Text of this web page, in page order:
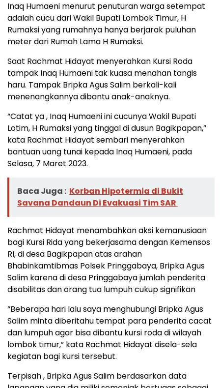
Inaq Humaeni menurut penuturan warga setempat
adalah cucu dari Wakil Bupati Lombok Timur, H
Rumaksi yang rumahnya hanya berjarak puluhan
meter dari Rumah Lama H Rumaksi.
Saat Rachmat Hidayat menyerahkan Kursi Roda
tampak Inaq Humaeni tak kuasa menahan tangis
haru. Tampak Bripka Agus Salim berkali-kali
menenangkannya dibantu anak-anaknya.
“Catat ya , Inaq Humaeni ini cucunya Wakil Bupati
Lotim, H Rumaksi yang tinggal di dusun Bagikpapan,”
kata Rachmat Hidayat sembari menyerahkan
bantuan uang tunai kepada Inaq Humaeni, pada
Selasa, 7 Maret 2023.
Baca Juga : Korban Hipotermia di Bukit
Savana Dandaun Di Evakuasi Tim SAR
Rachmat Hidayat menambahkan aksi kemanusiaan
bagi Kursi Rida yang bekerjasama dengan Kemensos
RI, di desa Bagikpapan atas arahan
Bhabinkamtibmas Polsek Pringgabaya, Bripka Agus
Salim karena di desa Pringgabaya jumlah penderita
disabilitas dan orang tua lumpuh cukup signifikan
“Beberapa hari lalu saya menghubungi Bripka Agus
Salim minta diberitahu tempat para penderita cacat
dan lumpuh agar bisa dibantu kursi roda di wilayah
lombok timur,” kata Rachmat Hidayat disela-sela
kegiatan bagi kursi tersebut.
Terpisah , Bripka Agus Salim berdasarkan data